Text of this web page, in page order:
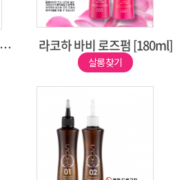
라코하 엣지히팅펌 플러스 [500ml] 라코하 바비 로즈펌 [180ml]
살롱찾기